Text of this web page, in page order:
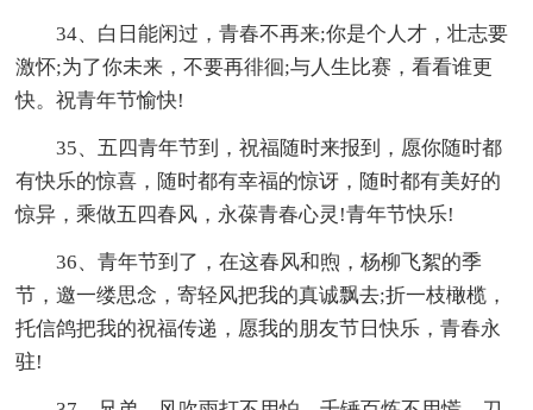
34、白日能闲过，青春不再来;你是个人才，壮志要
激怀;为了你未来，不要再徘徊;与人生比赛，看看谁更
快。祝青年节愉快!
35、五四青年节到，祝福随时来报到，愿你随时都
有快乐的惊喜，随时都有幸福的惊讶，随时都有美好的
惊异，乘做五四春风，永葆青春心灵!青年节快乐!
36、青年节到了，在这春风和煦，杨柳飞絮的季
节，邀一缕思念，寄轻风把我的真诚飘去;折一枝橄榄，
托信鸽把我的祝福传递，愿我的朋友节日快乐，青春永
驻!